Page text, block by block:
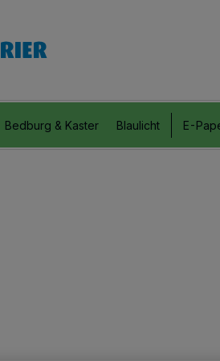
Bedburg & Kaster Blaulicht E-